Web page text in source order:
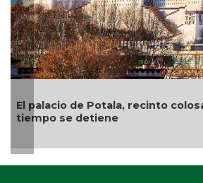
“El arte es como una
el pintor veracruzano